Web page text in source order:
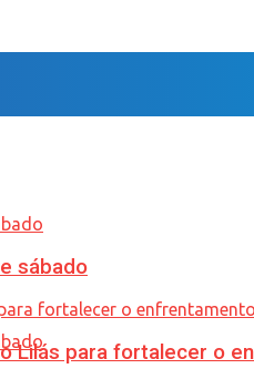
sábado
para fortalecer o